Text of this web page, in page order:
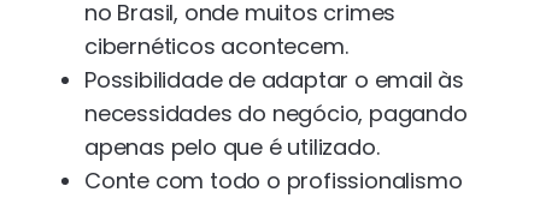
no Brasil, onde muitos crimes
cibernéticos acontecem.
Possibilidade de adaptar o email às
necessidades do negócio, pagando
apenas pelo que é utilizado.
Conte com todo o profissionalismo